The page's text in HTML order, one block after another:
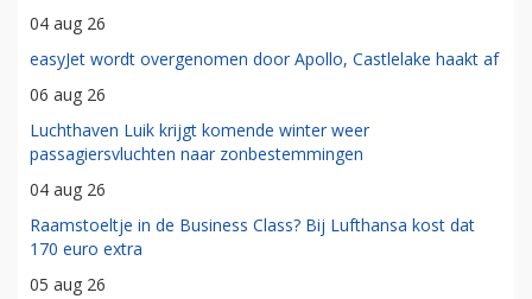
04 aug 26
easyJet wordt overgenomen door Apollo, Castlelake haakt af
06 aug 26
Luchthaven Luik krijgt komende winter weer
passagiersvluchten naar zonbestemmingen
04 aug 26
Raamstoeltje in de Business Class? Bij Lufthansa kost dat
170 euro extra
05 aug 26